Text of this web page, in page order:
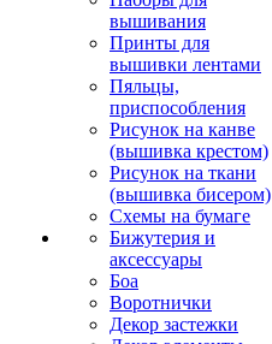
вышивания
Принты для
вышивки лентами
Пяльцы,
приспособления
Рисунок на канве
(вышивка крестом)
Рисунок на ткани
(вышивка бисером)
Схемы на бумаге
Бижутерия и
аксессуары
Боа
Воротнички
Декор застежки